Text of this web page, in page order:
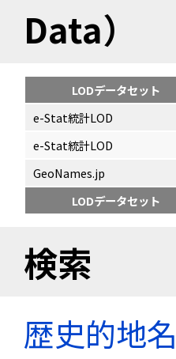
Data）
LODデータセット
e-Stat統計LOD
e-Stat統計LOD
GeoNames.jp
LODデータセット
検索
歴史的地